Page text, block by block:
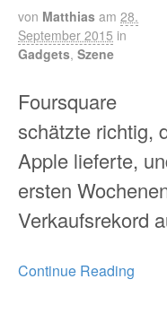
von Matthias am 28.
September 2015 in
Gadgets, Szene
Foursquare
schätzte richtig,
Apple lieferte,
ersten
Verkaufsrekord
Continue Reading